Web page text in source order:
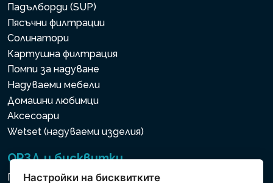
Падълборди (SUP)
Пясъчни филтрации
Солинатори
Картушна филтрация
Помпи за надуване
Надуваеми мебели
Домашни любимци
Аксесоари
Wetset (надуваеми изделия)
ОРЗД и бисквитки
Политика за използване на бисквитки
Настройки на бисквитките